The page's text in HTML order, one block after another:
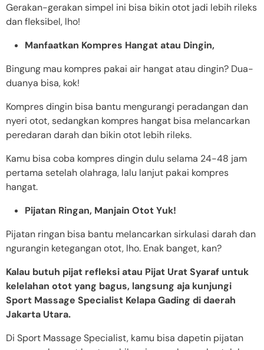
Gerakan-gerakan simpel ini bisa bikin otot jadi lebih rileks
dan fleksibel, lho!
Manfaatkan Kompres Hangat atau Dingin,
Bingung mau kompres pakai air hangat atau dingin? Dua-
duanya bisa, kok!
Kompres dingin bisa bantu mengurangi peradangan dan
nyeri otot, sedangkan kompres hangat bisa melancarkan
peredaran darah dan bikin otot lebih rileks.
Kamu bisa coba kompres dingin dulu selama 24-48 jam
pertama setelah olahraga, lalu lanjut pakai kompres
hangat.
Pijatan Ringan, Manjain Otot Yuk!
Pijatan ringan bisa bantu melancarkan sirkulasi darah dan
ngurangin ketegangan otot, lho. Enak banget, kan?
Kalau butuh pijat refleksi atau Pijat Urat Syaraf untuk
kelelahan otot yang bagus, langsung aja kunjungi
Sport Massage Specialist Kelapa Gading di daerah
Jakarta Utara.
Di Sport Massage Specialist, kamu bisa dapetin pijatan